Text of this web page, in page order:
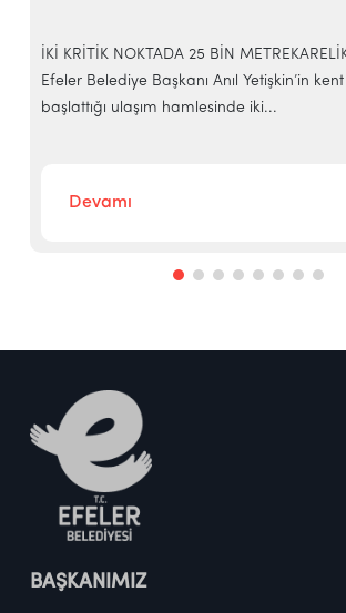
İKİ KRİTİK NOKTADA 25 BİN
Efeler Belediye Başkanı Anıl Yetişkin’in
başlattığı ulaşım hamlesinde iki...
Devamı
BAŞKANIMIZ